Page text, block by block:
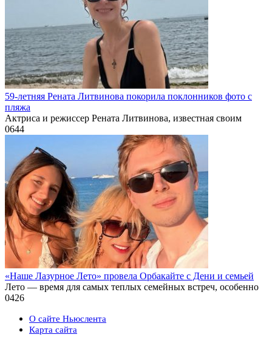
59-летняя Рената Литвинова покорила поклонников фото с
пляжа
Актриса и режиссер Рената Литвинова, известная своим
0644
«Наше Лазурное Лето» провела Орбакайте с Дени и семьей
Лето — время для самых теплых семейных встреч, особенно
0426
О сайте Ньюслента
Карта сайта